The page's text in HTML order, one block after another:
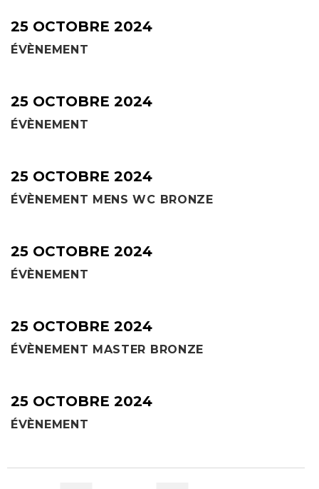
25 OCTOBRE 2024
ÉVÈNEMENT
25 OCTOBRE 2024
ÉVÈNEMENT
25 OCTOBRE 2024
ÉVÈNEMENT MENS WC BRONZE
25 OCTOBRE 2024
ÉVÈNEMENT
25 OCTOBRE 2024
ÉVÈNEMENT MASTER BRONZE
25 OCTOBRE 2024
ÉVÈNEMENT